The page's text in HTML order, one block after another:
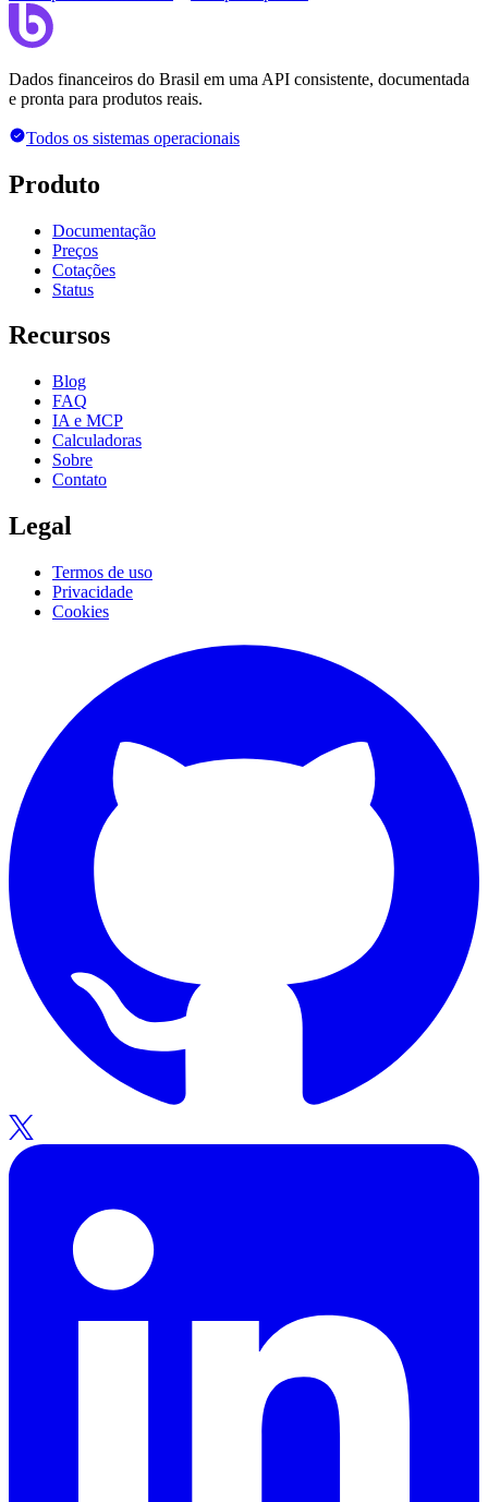
Dados financeiros do Brasil em uma API consistente, documentada
e pronta para produtos reais.
Todos os sistemas operacionais
Produto
Documentação
Preços
Cotações
Status
Recursos
Blog
FAQ
IA e MCP
Calculadoras
Sobre
Contato
Legal
Termos de uso
Privacidade
Cookies